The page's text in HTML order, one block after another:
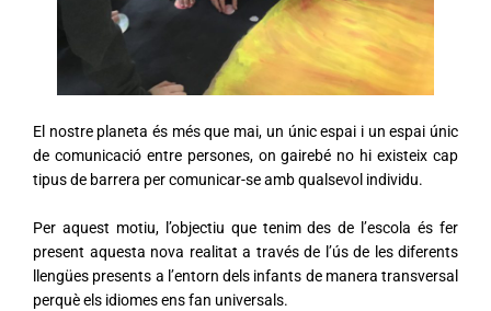
El nostre planeta és més que mai, un únic espai i un espai únic
de comunicació entre persones, on gairebé no hi existeix cap
tipus de barrera per comunicar-se amb qualsevol individu.
Per aquest motiu, l’objectiu que tenim des de l’escola és fer
present aquesta nova realitat a través de l’ús de les diferents
llengües presents a l’entorn dels infants de manera transversal
perquè els idiomes ens fan universals.